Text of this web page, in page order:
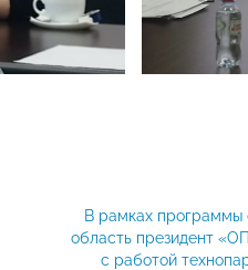
В рамках программы
область президент
с работой